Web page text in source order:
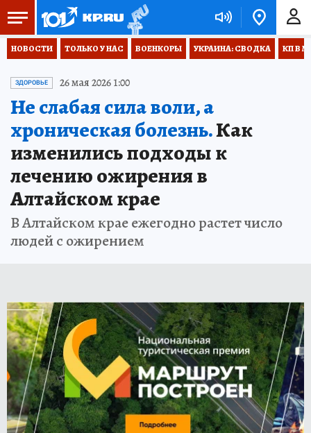
НОВОСТИ ТОЛЬКО У НАС ВОЕНКОРЫ УКРАИНА: СВОДКА КП В
ЗДОРОВЬЕ 26 мая 2026 1:00
Не слабая сила воли, а
хроническая болезнь.Как
изменились подходы к
лечению ожирения в
Алтайском крае
В Алтайском крае ежегодно растет число
людей с ожирением